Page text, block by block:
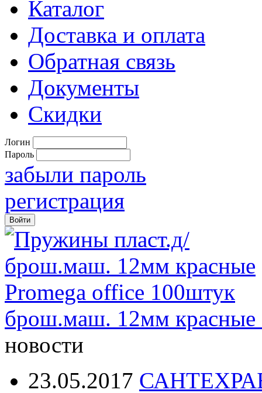
Каталог
Доставка и оплата
Обратная связь
Документы
Скидки
Логин
Пароль
забыли пароль
регистрация
брош.маш. 12мм красные
новости
23.05.2017